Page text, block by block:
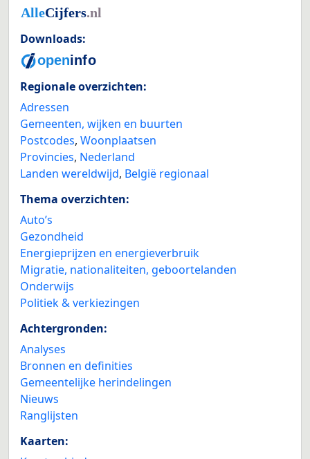
Downloads:
Regionale overzichten:
Adressen
Gemeenten, wijken en buurten
Postcodes, Woonplaatsen
Provincies, Nederland
Landen wereldwijd, België regionaal
Thema overzichten:
Auto’s
Gezondheid
Energieprijzen en energieverbruik
Migratie, nationaliteiten, geboortelanden
Onderwijs
Politiek & verkiezingen
Achtergronden:
Analyses
Bronnen en definities
Gemeentelijke herindelingen
Nieuws
Ranglijsten
Kaarten: